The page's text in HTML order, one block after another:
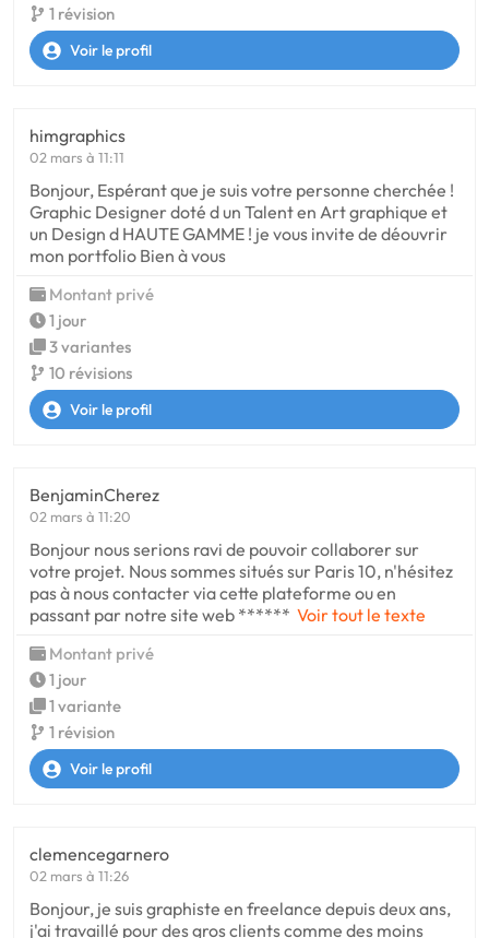
1 révision
Voir le profil
himgraphics
02 mars à 11:11
Bonjour, Espérant que je suis votre personne cherchée !
Graphic Designer doté d un Talent en Art graphique et
un Design d HAUTE GAMME ! je vous invite de déouvrir
mon portfolio Bien à vous
Montant privé
1 jour
3 variantes
10 révisions
Voir le profil
BenjaminCherez
02 mars à 11:20
Bonjour nous serions ravi de pouvoir collaborer sur
votre projet. Nous sommes situés sur Paris 10, n'hésitez
pas à nous contacter via cette plateforme ou en
passant par notre site web ****** Voir tout le texte
Montant privé
1 jour
1 variante
1 révision
Voir le profil
clemencegarnero
02 mars à 11:26
Bonjour, je suis graphiste en freelance depuis deux ans,
j'ai travaillé pour des gros clients comme des moins